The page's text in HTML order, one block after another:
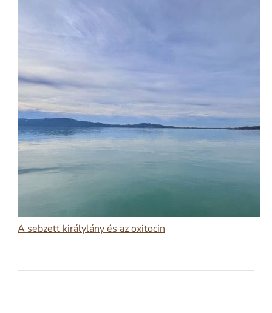
A sebzett királylány és az oxitocin